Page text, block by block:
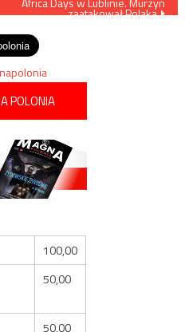
zaatakował Polaka
POLONIA
100,00
50,00
50,00